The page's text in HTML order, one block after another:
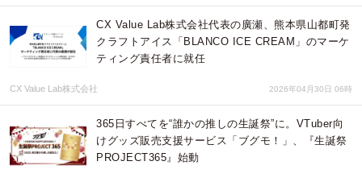
CX Value Lab株式会社代表の廣瀬、熊本県山都町発
クラフトアイス「BLANCO ICE CREAM」のマーケ
ティング責任者に就任
CX Value Lab株式会社 2026年04月30日 06時
365日すべてを“誰かの推しの生誕祭”に。VTuber向
けグッズ販売支援サービス「ブグモ！」、『生誕祭
PROJECT365』始動